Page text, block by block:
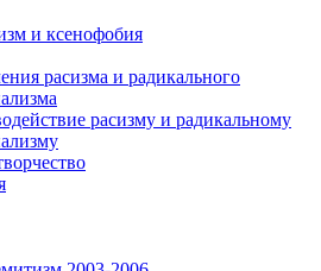
и ксенофобия
расизма и радикального
расизму и радикальному